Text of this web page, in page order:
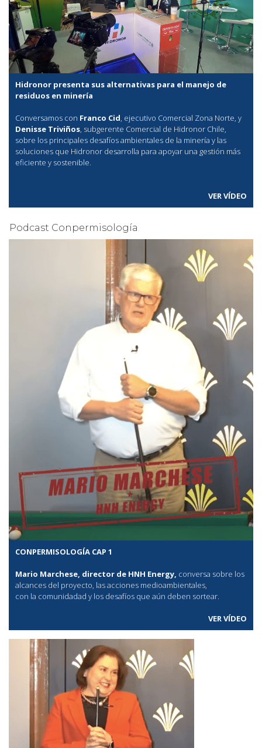
Hidronor presenta sus alternativas para el manejo de
residuos en minería
Conversamos con Franco Cid, ejecutivo Comercial Zona Norte, y
Denisse Triviños, subgerente Comercial de Hidronor Chile,
sobre los principales desafíos ambientales de la minería y las
soluciones que Hidronor desarrolla para apoyar una gestión más
eficiente y sostenible.
VER VÍDEO
Podcast Conpermisología
CONPERMISOLOGÍA CAP 1
Mario Marchese, director de HNH Energy, conversa sobre los
alcances del proyecto, las acciones medioambientales,
con la comunidadad y los desafíos que aún deben sortear.
VER VÍDEO